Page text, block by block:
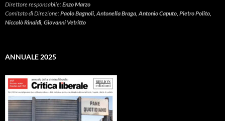
Direttore responsabile:Enzo Marzo
Comitato di Direzione:Paolo Bagnoli, Antonella Braga, Antonio Caputo, Pietro Polito,
Niccolò Rinaldi, Giovanni Vetritto
ANNUALE 2025